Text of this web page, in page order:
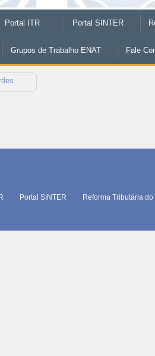
Portal ITR Portal SINTER
Grupos de Trabalho ENAT Fale
Portal SINTER Reforma Tributária